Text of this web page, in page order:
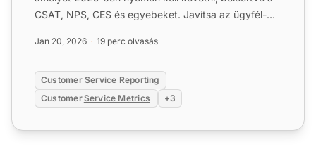
CSAT, NPS, CES és egyebeket. Javítsa az ügyfél-
Jan 20, 2026 19 perc olvasás
Customer Service Reporting
CustomerService Metrics +3